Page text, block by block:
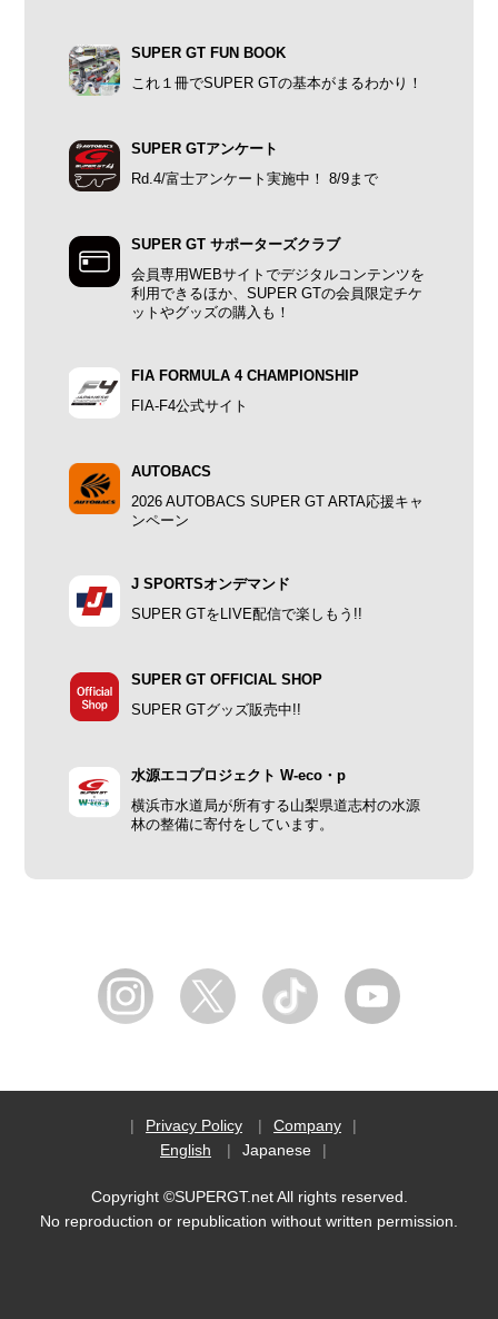
SUPER GT FUN BOOK
これ１冊でSUPER GTの基本がまるわかり！
SUPER GTアンケート
Rd.4/富士アンケート実施中！ 8/9まで
SUPER GT サポーターズクラブ
会員専用WEBサイトでデジタルコンテンツを
利用できるほか、SUPER GTの会員限定チケ
ットやグッズの購入も！
FIA FORMULA 4 CHAMPIONSHIP
FIA-F4公式サイト
AUTOBACS
2026 AUTOBACS SUPER GT ARTA応援キャ
ンペーン
J SPORTSオンデマンド
SUPER GTをLIVE配信で楽しもう!!
SUPER GT OFFICIAL SHOP
SUPER GTグッズ販売中!!
水源エコプロジェクト W-eco・p
横浜市水道局が所有する山梨県道志村の水源
林の整備に寄付をしています。
Privacy Policy
Company
English
Japanese
Copyright ©SUPERGT.net All rights reserved.
No reproduction or republication without written permission.